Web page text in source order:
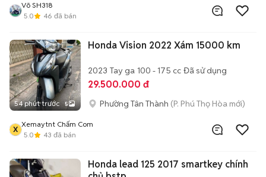
Võ SH318
5.0
46 đã bán
54 phút trước 5
Honda Vision 2022 Xám 15000 km
2023 Tay ga 100 - 175 cc Đã sử dụng
29.500.000 đ
Phường Tân Thành (P. Phú Thọ Hòa mới)
X
Xemaytnt Chấm Com
5.0
43 đã bán
Honda lead 125 2017 smartkey chính